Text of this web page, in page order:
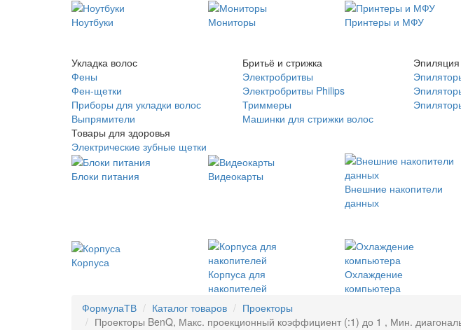
Ноутбуки Мониторы
Принтеры и МФУ
Укладка волос
Фены
Фен-щетки
Приборы для укладки волос
Выпрямители
Товары для здоровья
Электрические зубные щетки
Бритьё и стрижка
Электробритвы
Электробритвы Philips
Триммеры
Машинки для стрижки волос
Эпиляция
Блоки питания
Видеокарты
Внешние накопители
данных
Корпуса
Корпуса для
накопителей
Охлаждение
компьютера
ФормулаТВ Каталог товаров
Проекторы
Проекторы BenQ, Макс. проекционный коэффициент (:1) до 1 , Мин.